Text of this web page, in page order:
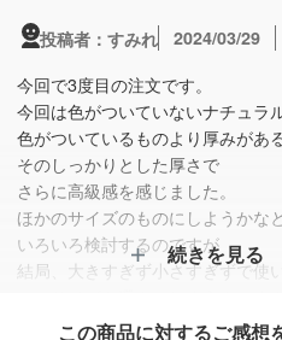
投稿者：すみれ
2024/03/29
今回で3度目の注文です。
今回は色がついていないナチュラ
色がついているものより厚みがあ
そのしっかりとした厚さで
さらに高級感を感じました。
ほかのサイズのものにしようかなと
いろいろ検討するのですが
結局、大きすぎず小さすぎずで使
お客様にもとても人気のあるサイ
続きを見る
この商品に対するご感想